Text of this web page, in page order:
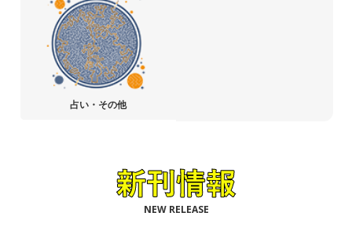
占い・その他
NEW RELEASE